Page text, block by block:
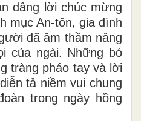
dâng lời chúc mừng
mục An-tôn, gia đình
đã âm thầm nâng
của ngài. Những bó
tràng pháo tay và lời
tả niềm vui chung
trong ngày hồng